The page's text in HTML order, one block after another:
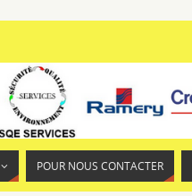
POUR NOUS CONTACTER